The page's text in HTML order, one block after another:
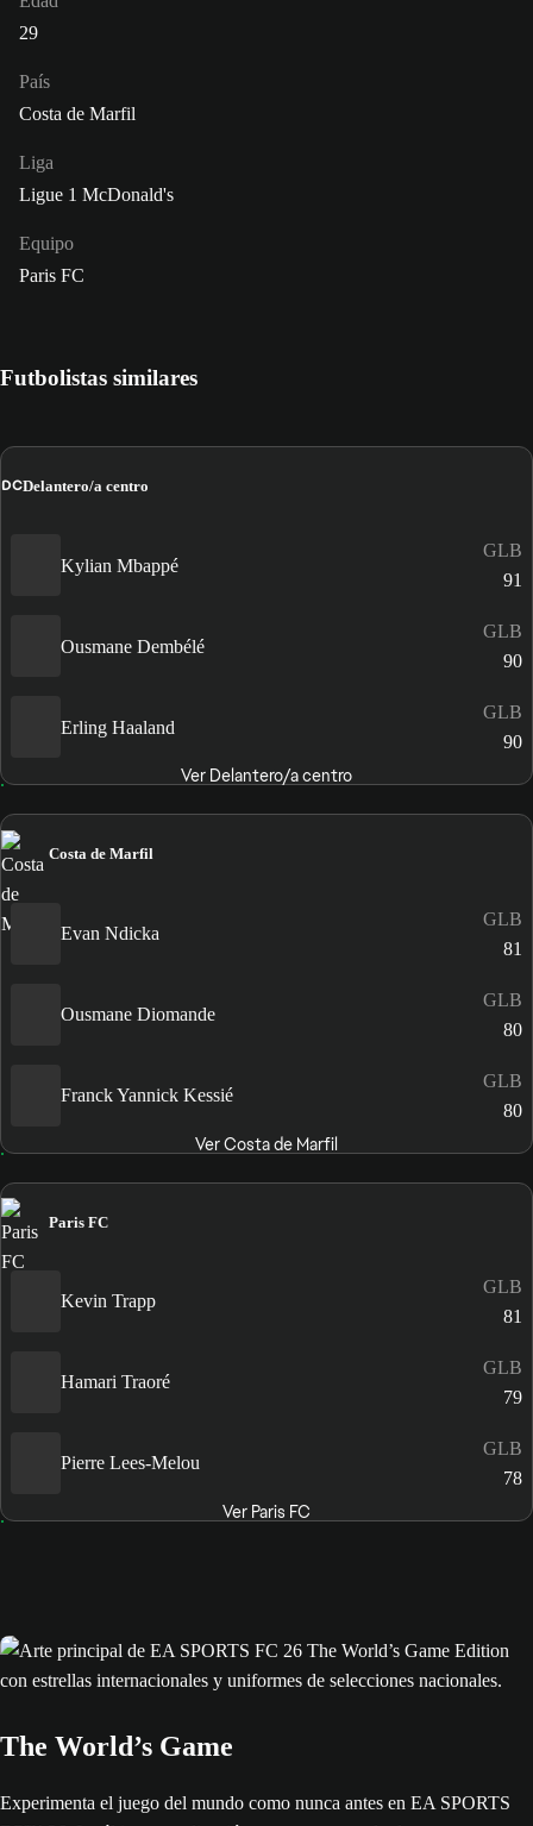
29
País
Costa de Marfil
Liga
Ligue 1 McDonald's
Equipo
Paris FC
Futbolistas similares
DCDelantero/a centro
Kylian Mbappé
GLB
91
Ousmane Dembélé
GLB
90
Erling Haaland
GLB
90
Ver Delantero/a centro
Costa de Marfil
Evan Ndicka
GLB
81
Ousmane Diomande
GLB
80
Franck Yannick Kessié
GLB
80
Ver Costa de Marfil
Paris FC
Kevin Trapp
GLB
81
Hamari Traoré
GLB
79
Pierre Lees-Melou
GLB
78
Ver Paris FC
The World’s Game
Experimenta el juego del mundo como nunca antes en EA SPORTS